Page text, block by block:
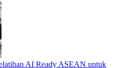
AI Ready ASEAN untuk